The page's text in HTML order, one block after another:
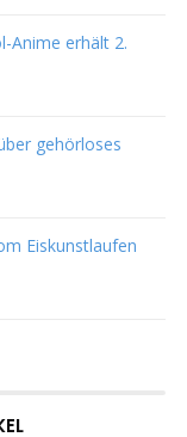
Anime erhält 2.
gehörloses
Eiskunstlaufen